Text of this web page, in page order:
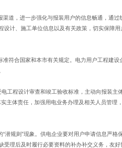
道，进一步强化与报装用户的信息畅通，通过
设计、施工单位信息以及有关政策，切实保障用
符合国家和本市有关规定。电力用户工程建设
工程设计审查和竣工验收标准，主动向报装主
主体责任，加强用电业务办理及相关人员管理
潜规则”现象。供电企业要对用户申请信息严格
受理后及时履行必要资料的补办补交义务，友好